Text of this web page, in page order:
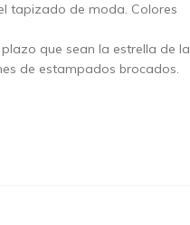
tapizado de moda. Colores
que sean la estrella de la
de estampados brocados.